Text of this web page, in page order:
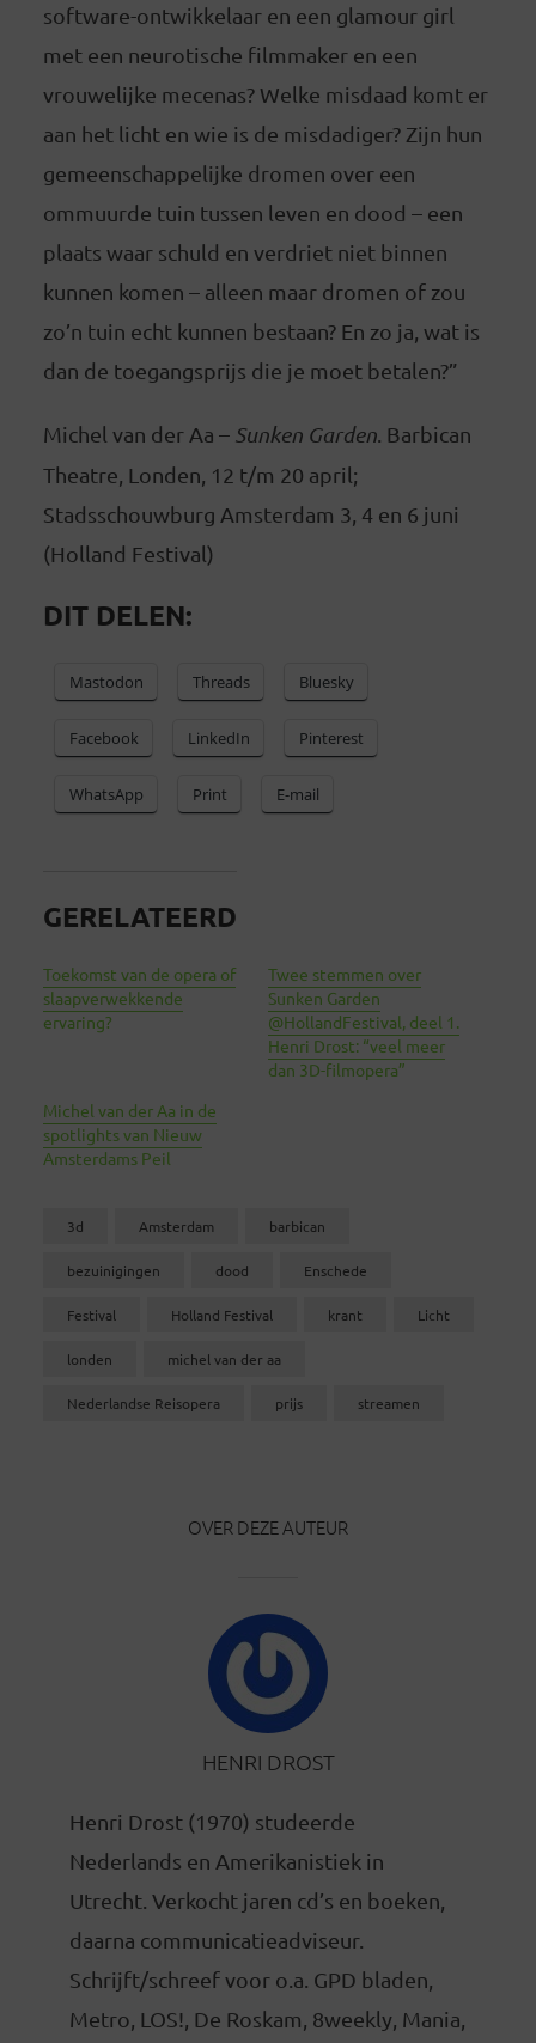
software-ontwikkelaar en een glamour girl
met een neurotische filmmaker en een
vrouwelijke mecenas? Welke misdaad komt er
aan het licht en wie is de misdadiger? Zijn hun
gemeenschappelijke dromen over een
ommuurde tuin tussen leven en dood – een
plaats waar schuld en verdriet niet binnen
kunnen komen – alleen maar dromen of zou
zo’n tuin echt kunnen bestaan? En zo ja, wat is
dan de toegangsprijs die je moet betalen?”
Michel van der Aa – Sunken Garden. Barbican
Theatre, Londen, 12 t/m 20 april;
Stadsschouwburg Amsterdam 3, 4 en 6 juni
(Holland Festival)
DIT DELEN:
Mastodon Threads Bluesky
Facebook LinkedIn Pinterest
WhatsApp Print E-mail
GERELATEERD
Toekomst van de opera of
slaapverwekkende
ervaring?
Twee stemmen over
Sunken Garden
@HollandFestival, deel 1.
Henri Drost: “veel meer
dan 3D-filmopera”
Michel van der Aa in de
spotlights van Nieuw
Amsterdams Peil
3d Amsterdam barbican
bezuinigingen dood Enschede
Festival Holland Festival krant Licht
londen michel van der aa
Nederlandse Reisopera prijs streamen
OVER DEZE AUTEUR
HENRI DROST
Henri Drost (1970) studeerde
Nederlands en Amerikanistiek in
Utrecht. Verkocht jaren cd’s en boeken,
daarna communicatieadviseur.
Schrijft/schreef voor o.a. GPD bladen,
Metro, LOS!, De Roskam, 8weekly, Mania,